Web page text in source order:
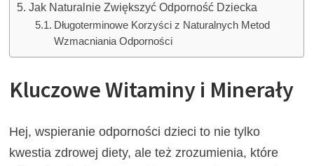
Jak Naturalnie Zwiększyć Odporność Dziecka
Długoterminowe Korzyści z Naturalnych Metod
Wzmacniania Odporności
Kluczowe Witaminy i Minerały
Hej, wspieranie odporności dzieci to nie tylko
kwestia zdrowej diety, ale też zrozumienia, które